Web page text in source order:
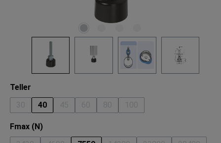
Teller
(Diese Option ist zurzeit nicht verfügbar.)
40
(Diese Option ist zurzeit nicht verfügbar.)
(Diese Option ist zurzeit nicht verfügbar.)
(Diese Option ist zurzeit nicht
(Diese Option ist zurzeit
Fmax (N)auswählen